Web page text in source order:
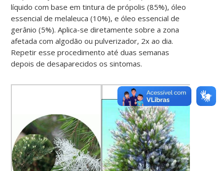
líquido com base em tintura de própolis (85%), óleo
essencial de melaleuca (10%), e óleo essencial de
gerânio (5%). Aplica-se diretamente sobre a zona
afetada com algodão ou pulverizador, 2x ao dia.
Repetir esse procedimento até duas semanas
depois de desaparecidos os sintomas.